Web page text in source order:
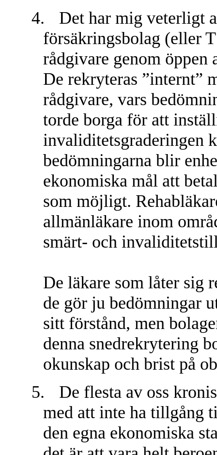
4.
Det har mig veterligt
försäkringsbolag (eller
rådgivare genom öppen
De rekryteras ”internt”
rådgivare, vars
torde borga för att
invaliditetsgraderingen
bedömningarna blir
ekonomiska mål att
som möjligt.
allmänläkare inom
smärt- och
De läkare som låter sig
de gör ju bedömningar
sitt förstånd, men
denna snedrekrytering
okunskap och brist på
5.
De flesta av oss
med att inte ha tillgång
den egna ekonomiska